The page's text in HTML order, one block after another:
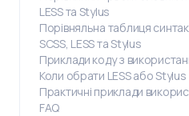
LESS та Stylus
Порівняльна таблиця
SCSS, LESS та Stylus
Приклади коду з
Коли обрати LESS або Stylus
Практичні приклади
FAQ